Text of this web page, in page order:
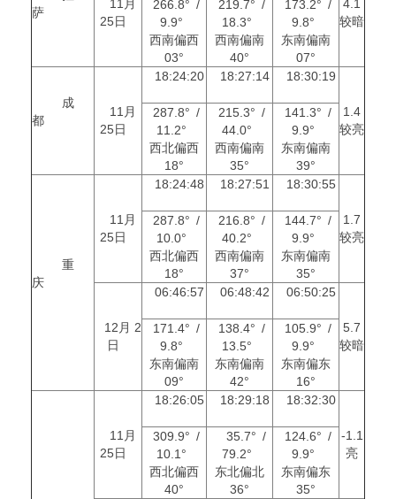
萨
11月
25日
4.1
较暗
266.8° /
9.9°
西南偏西
03°
219.7° /
18.3°
西南偏南
40°
173.2° /
9.8°
东南偏南
07°
成
都
11月
25日
18:24:20 18:27:14 18:30:19
1.4
较亮
287.8° /
11.2°
西北偏西
18°
215.3° /
44.0°
西南偏南
35°
141.3° /
9.9°
东南偏南
39°
重
庆
11月
25日
18:24:48 18:27:51 18:30:55
1.7
较亮
287.8° /
10.0°
西北偏西
18°
216.8° /
40.2°
西南偏南
37°
144.7° /
9.9°
东南偏南
35°
12月 2
日
06:46:57 06:48:42 06:50:25
5.7
较暗
171.4° /
9.8°
东南偏南
09°
138.4° /
13.5°
东南偏南
42°
105.9° /
9.9°
东南偏东
16°
11月
25日
18:26:05 18:29:18 18:32:30
-1.1
亮
309.9° /
10.1°
西北偏西
40°
35.7° /
79.2°
东北偏北
36°
124.6° /
9.9°
东南偏东
35°